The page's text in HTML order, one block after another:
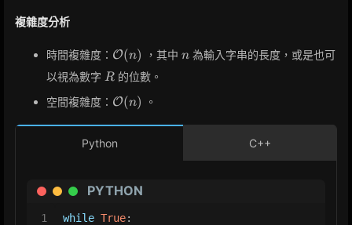
複雜度分析
時間複雜度： \mathcal{O}
(n)
O(n) ，其中n
n 為輸入字串的長度，或是也可
以視為數字 R
R 的位數。
空間複雜度： \mathcal{O}
O(n) 。
Python C++
PYTHON
1
while True: